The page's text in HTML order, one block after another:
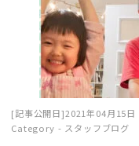
[記事公開日]2021年04月15日
Category - スタッフブログ